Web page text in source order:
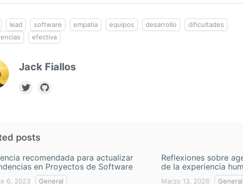
lead software empatia equipos desarrollo
dificultades
efectiva
Jack Fiallos
posts
recomendada para actualizar
en Proyectos de Software
6, 2023 General
Reflexiones sobre
de la experiencia
Marzo 13, 2026 General